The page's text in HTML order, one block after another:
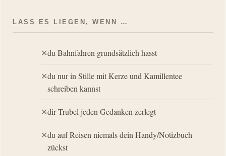
LASS ES LIEGEN, WENN …
du Bahnfahren grundsätzlich hasst
du nur in Stille mit Kerze und Kamillentee
schreiben kannst
dir Trubel jeden Gedanken zerlegt
du auf Reisen niemals dein Handy/Notizbuch
zückst